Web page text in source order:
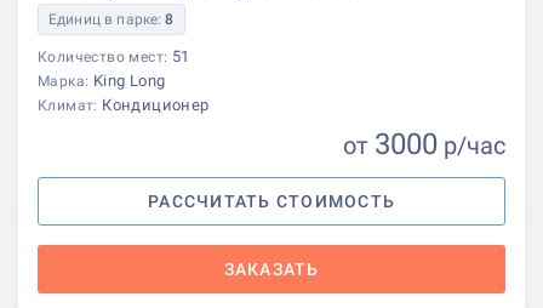
Единиц в парке:8
Количество мест: 51
Марка: King Long
Климат: Кондиционер
от 3000 р/час
РАССЧИТАТЬ СТОИМОСТЬ
ЗАКАЗАТЬ